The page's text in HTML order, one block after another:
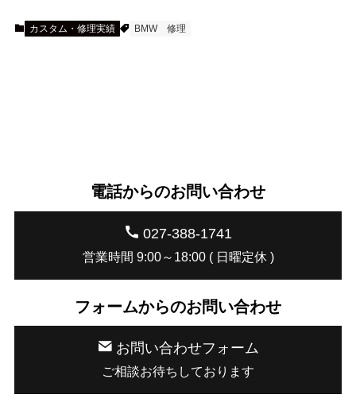
カスタム・修理実績 BMW 修理
電話からのお問い合わせ
027-388-1741
営業時間 9:00～18:00 ( 日曜定休 )
フォームからのお問い合わせ
お問い合わせフォーム
ご相談お待ちしております